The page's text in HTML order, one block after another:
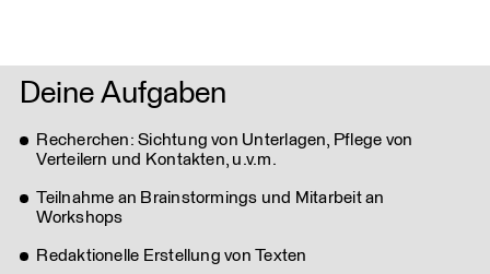
Deine Aufgaben
Recherchen: Sichtung von Unterlagen, Pflege von
Verteilern und Kontakten, u.v.m.
Teilnahme an Brainstormings und Mitarbeit an
Workshops
Redaktionelle Erstellung von Texten